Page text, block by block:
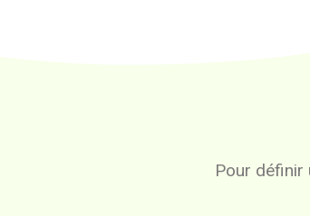
Pour définir